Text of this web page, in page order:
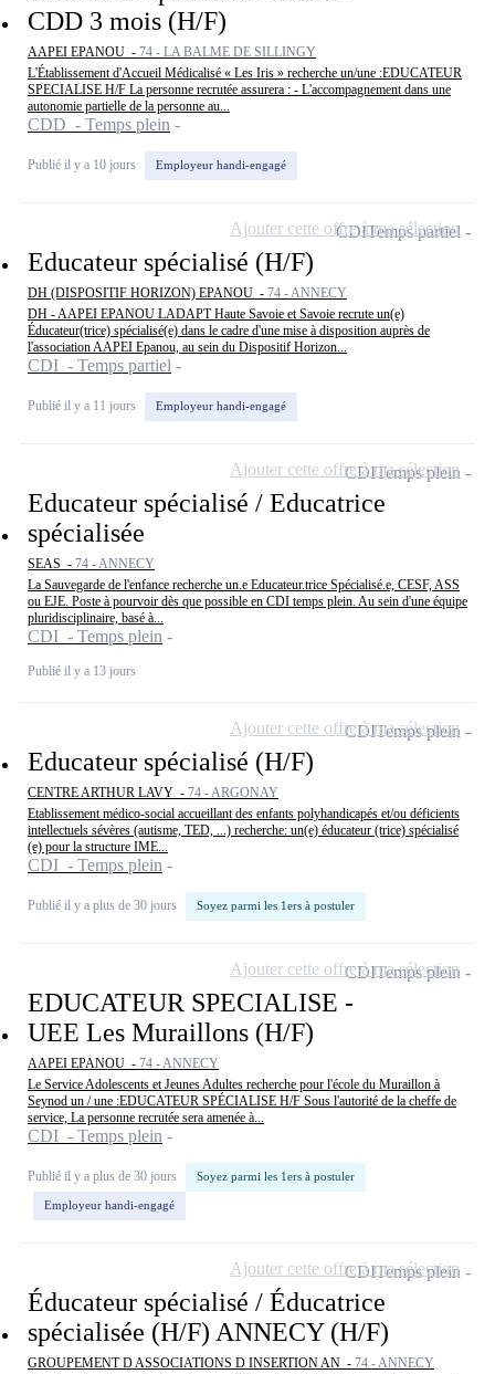
CDD 3 mois (H/F)
AAPEI EPANOU - 74 - LA BALME DE SILLINGY
L'Établissement d'Accueil Médicalisé « Les Iris » recherche un/une :EDUCATEUR
SPECIALISE H/F La personne recrutée assurera : - L'accompagnement dans une
autonomie partielle de la personne au...
CDD - Temps plein
Publié il y a 10 jours Employeur handi-engagé
Educateur spécialisé (H/F)
DH (DISPOSITIF HORIZON) EPANOU - 74 - ANNECY
DH - AAPEI EPANOU LADAPT Haute Savoie et Savoie recrute un(e)
Éducateur(trice) spécialisé(e) dans le cadre d'une mise à disposition auprès de
l'association AAPEI Epanou, au sein du Dispositif Horizon...
CDI - Temps partiel
Publié il y a 11 jours Employeur handi-engagé
CDITemps partiel
Ajouter cette offre à ma sélection
Educateur spécialisé / Educatrice
spécialisée
SEAS - 74 - ANNECY
La Sauvegarde de l'enfance recherche un.e Educateur.trice Spécialisé.e, CESF, ASS
ou EJE. Poste à pourvoir dès que possible en CDI temps plein. Au sein d'une équipe
pluridisciplinaire, basé à...
CDI - Temps plein
Publié il y a 13 jours
CDITemps plein
Ajouter cette offre à ma sélection
Educateur spécialisé (H/F)
CENTRE ARTHUR LAVY - 74 - ARGONAY
Etablissement médico-social accueillant des enfants polyhandicapés et/ou déficients
intellectuels sévères (autisme, TED, ...) recherche: un(e) éducateur (trice) spécialisé
(e) pour la structure IME...
CDI - Temps plein
Publié il y a plus de 30 jours Soyez parmi les 1ers à postuler
CDITemps plein
Ajouter cette offre à ma sélection
EDUCATEUR SPECIALISE -
UEE Les Muraillons (H/F)
AAPEI EPANOU - 74 - ANNECY
Le Service Adolescents et Jeunes Adultes recherche pour l'école du Muraillon à
Seynod un / une :EDUCATEUR SPÉCIALISE H/F Sous l'autorité de la cheffe de
service, La personne recrutée sera amenée à...
CDI - Temps plein
Publié il y a plus de 30 jours Soyez parmi les 1ers à postuler
Employeur handi-engagé
CDITemps plein
Ajouter cette offre à ma sélection
Éducateur spécialisé / Éducatrice
spécialisée (H/F) ANNECY (H/F)
GROUPEMENT D ASSOCIATIONS D INSERTION AN - 74 - ANNECY
CDITemps plein
Ajouter cette offre à ma sélection